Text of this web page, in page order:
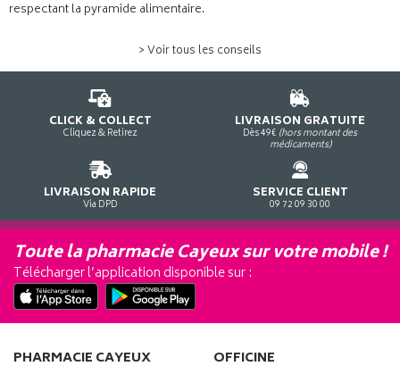
respectant la pyramide alimentaire.
> Voir tous les conseils
CLICK & COLLECT
Cliquez & Retirez
LIVRAISON GRATUITE
Dès 49€ (hors montant des
médicaments)
LIVRAISON RAPIDE
Via DPD
SERVICE CLIENT
09 72 09 30 00
Toute la pharmacie Cayeux sur votre mobile !
Télécharger l’application disponible sur :
PHARMACIE CAYEUX OFFICINE